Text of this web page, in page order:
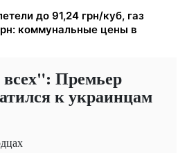
до 91,24 грн/куб, газ
коммунальные цены в
Премьер
к украинцам